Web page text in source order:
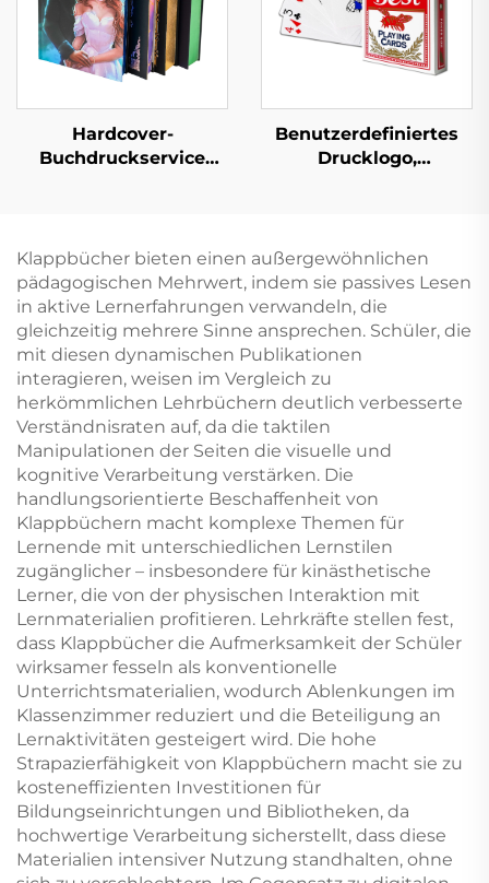
mit goldenen Kanten
Hardcover-
Buchdruckservice
Buchdruck mit
lackierten Kanten
Benutzerdefiniertes
Drucklogo,
Pokerset, Spielkarte
mit Schachtel
Klappbücher bieten einen außergewöhnlichen
pädagogischen Mehrwert, indem sie passives Lesen
in aktive Lernerfahrungen verwandeln, die
gleichzeitig mehrere Sinne ansprechen. Schüler, die
mit diesen dynamischen Publikationen
interagieren, weisen im Vergleich zu
herkömmlichen Lehrbüchern deutlich verbesserte
Verständnisraten auf, da die taktilen
Manipulationen der Seiten die visuelle und
kognitive Verarbeitung verstärken. Die
handlungsorientierte Beschaffenheit von
Klappbüchern macht komplexe Themen für
Lernende mit unterschiedlichen Lernstilen
zugänglicher – insbesondere für kinästhetische
Lerner, die von der physischen Interaktion mit
Lernmaterialien profitieren. Lehrkräfte stellen fest,
dass Klappbücher die Aufmerksamkeit der Schüler
wirksamer fesseln als konventionelle
Unterrichtsmaterialien, wodurch Ablenkungen im
Klassenzimmer reduziert und die Beteiligung an
Lernaktivitäten gesteigert wird. Die hohe
Strapazierfähigkeit von Klappbüchern macht sie zu
kosteneffizienten Investitionen für
Bildungseinrichtungen und Bibliotheken, da
hochwertige Verarbeitung sicherstellt, dass diese
Materialien intensiver Nutzung standhalten, ohne